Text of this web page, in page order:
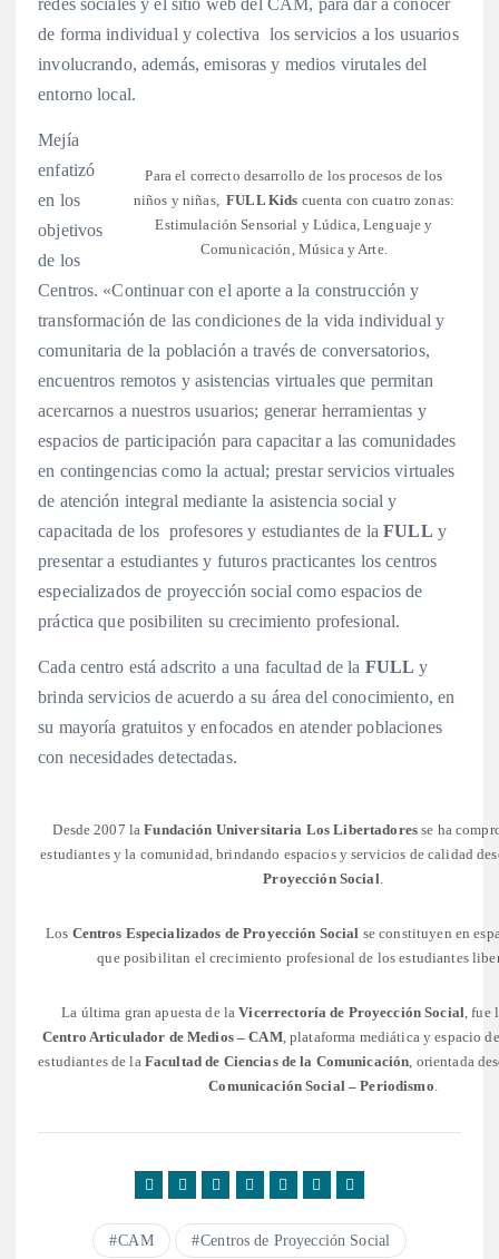
redes sociales y el sitio web del CAM, para dar a conocer
de forma individual y colectiva los servicios a los usuarios
involucrando, además, emisoras y medios virutales del
entorno local.
Para el correcto desarrollo de los procesos de los
niños y niñas,FULL Kids cuenta con cuatro zonas:
Estimulación Sensorial y Lúdica, Lenguaje y
Comunicación, Música y Arte.
Mejía
enfatizó
en los
objetivos
de los
Centros. «Continuar con el aporte a la construcción y
transformación de las condiciones de la vida individual y
comunitaria de la población a través de conversatorios,
encuentros remotos y asistencias virtuales que permitan
acercarnos a nuestros usuarios; generar herramientas y
espacios de participación para capacitar a las comunidades
en contingencias como la actual; prestar servicios virtuales
de atención integral mediante la asistencia social y
capacitada de los profesores y estudiantes de laFULL y
presentar a estudiantes y futuros practicantes los centros
especializados de proyección social como espacios de
práctica que posibiliten su crecimiento profesional.
Cada centro está adscrito a una facultad de la FULL y
brinda servicios de acuerdo a su área del conocimiento, en
su mayoría gratuitos y enfocados en atender poblaciones
con necesidades detectadas.
Desde 2007 laFundación Universitaria Los Libertadoresse ha
estudiantes y la comunidad, brindando espacios y servicios de calidad
Proyección Social.
Los Centros Especializados de Proyección Social se constituyen en
que posibilitan el crecimiento profesional de los estudiantes
La última gran apuesta de laVicerrectoría de Proyección Social, fue
Centro Articulador de Medios – CAM, plataforma mediática y espacio
estudiantes de la Facultad de Ciencias de la Comunicación, orientada
Comunicación Social – Periodismo.
CAM Centros de Proyección Social